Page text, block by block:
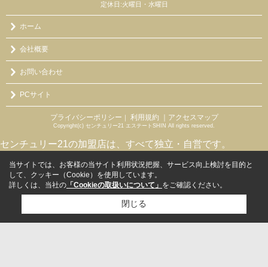
定休日:火曜日・水曜日
ホーム
会社概要
お問い合わせ
PCサイト
プライバシーポリシー 利用規約 ｜アクセスマップ
Copyright(c) センチュリー21 エステートSHIN All rights reserved.
センチュリー21の加盟店は、すべて独立・自営です。
当サイトでは、お客様の当サイト利用状況把握、サービス向上検討を目的と
して、クッキー（Cookie）を使用しています。
詳しくは、当社の 「Cookieの取扱いについて」 をご確認ください。
閉じる